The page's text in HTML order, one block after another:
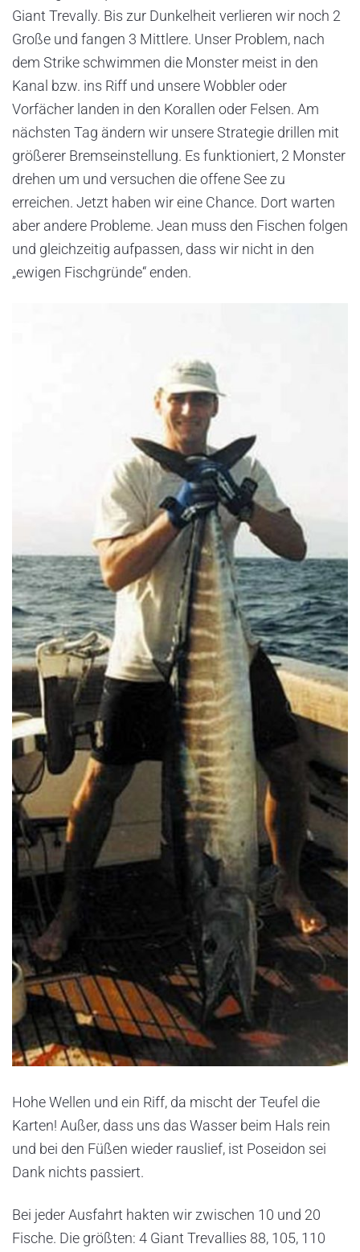
Giant Trevally. Bis zur Dunkelheit verlieren wir noch 2
Große und fangen 3 Mittlere. Unser Problem, nach
dem Strike schwimmen die Monster meist in den
Kanal bzw. ins Riff und unsere Wobbler oder
Vorfächer landen in den Korallen oder Felsen. Am
nächsten Tag ändern wir unsere Strategie drillen mit
größerer Bremseinstellung. Es funktioniert, 2 Monster
drehen um und versuchen die offene See zu
erreichen. Jetzt haben wir eine Chance. Dort warten
aber andere Probleme. Jean muss den Fischen folgen
und gleichzeitig aufpassen, dass wir nicht in den
„ewigen Fischgründe“ enden.
Hohe Wellen und ein Riff, da mischt der Teufel die
Karten! Außer, dass uns das Wasser beim Hals rein
und bei den Füßen wieder rauslief, ist Poseidon sei
Dank nichts passiert.
Bei jeder Ausfahrt hakten wir zwischen 10 und 20
Fische. Die größten: 4 Giant Trevallies 88, 105, 110